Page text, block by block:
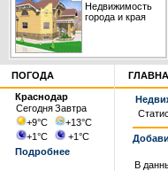
Недвижимость
города и края
ПОГОДА
Краснодар
СегодняЗавтра
+9°С +13°С
+1°С +1°С
Подробнее
В